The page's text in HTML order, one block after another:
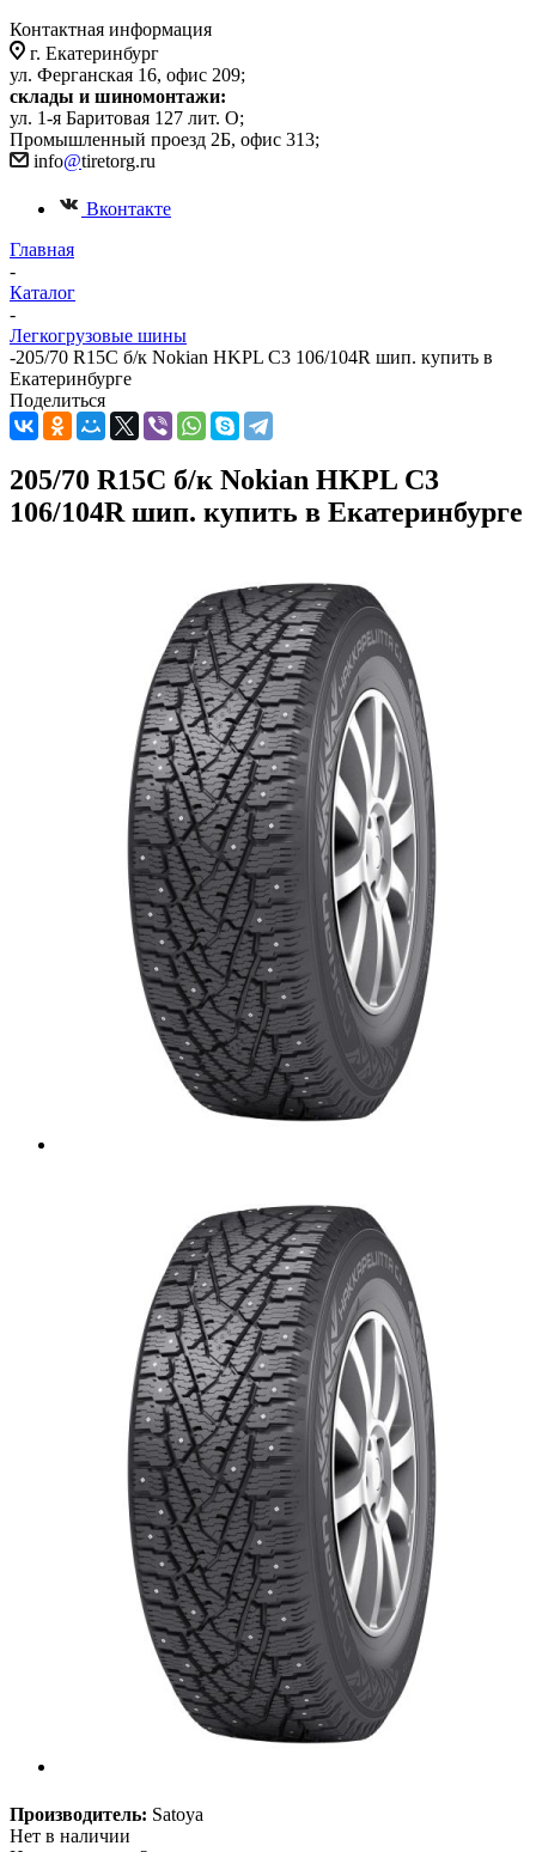
Контактная информация
г. Екатеринбург
ул. Ферганская 16, офис 209;
склады и шиномонтажи:
ул. 1-я Баритовая 127 лит. О;
Промышленный проезд 2Б, офис 313;
info@tiretorg.ru
Вконтакте
Главная
-
Каталог
-
Легкогрузовые шины
-205/70 R15C б/к Nokian HKPL С3 106/104R шип. купить в
Екатеринбурге
Поделиться
205/70 R15C б/к Nokian HKPL С3
106/104R шип. купить в Екатеринбурге
Производитель: Satoya
Нет в наличии